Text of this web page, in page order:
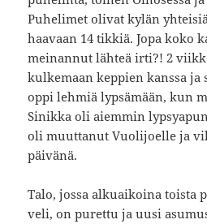
Puhelimet olivat kylän
haavaan 14 tikkiä. Jopa koko
meinannut lähteä irti?! 2
kulkemaan keppien kanssa ja
oppi lehmiä lypsämään, kun
Sinikka oli aiemmin
oli muuttanut Vuolijoelle ja
päivänä.
Talo, jossa alkuaikoina toista
veli, on purettu ja uusi